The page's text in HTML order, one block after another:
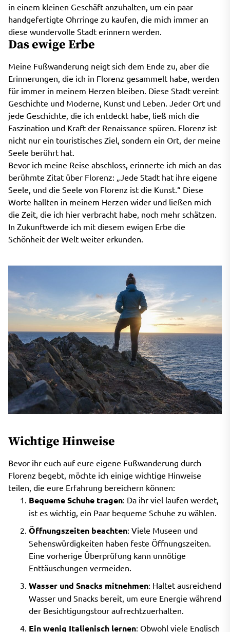
in einem kleinen Geschäft anzuhalten, um ein paar
handgefertigte Ohrringe zu kaufen, die mich immer an
diese wundervolle Stadt erinnern werden.
Das ewige Erbe
Meine Fußwanderung neigt sich dem Ende zu, aber die
Erinnerungen, die ich in Florenz gesammelt habe, werden
für immer in meinem Herzen bleiben. Diese Stadt vereint
Geschichte und Moderne, Kunst und Leben. Jeder Ort und
jede Geschichte, die ich entdeckt habe, ließ mich die
Faszination und Kraft der Renaissance spüren. Florenz ist
nicht nur ein touristisches Ziel, sondern ein Ort, der meine
Seele berührt hat.
Bevor ich meine Reise abschloss, erinnerte ich mich an das
berühmte Zitat über Florenz: „Jede Stadt hat ihre eigene
Seele, und die Seele von Florenz ist die Kunst.“ Diese
Worte hallten in meinem Herzen wider und ließen mich
die Zeit, die ich hier verbracht habe, noch mehr schätzen.
In Zukunftwerde ich mit diesem ewigen Erbe die
Schönheit der Welt weiter erkunden.
Wichtige Hinweise
Bevor ihr euch auf eure eigene Fußwanderung durch
Florenz begebt, möchte ich einige wichtige Hinweise
teilen, die eure Erfahrung bereichern können:
Bequeme Schuhe tragen: Da ihr viel laufen werdet,
ist es wichtig, ein Paar bequeme Schuhe zu wählen.
Öffnungszeiten beachten: Viele Museen und
Sehenswürdigkeiten haben feste Öffnungszeiten.
Eine vorherige Überprüfung kann unnötige
Enttäuschungen vermeiden.
Wasser und Snacks mitnehmen: Haltet ausreichend
Wasser und Snacks bereit, um eure Energie während
der Besichtigungstour aufrechtzuerhalten.
Ein wenig Italienisch lernen: Obwohl viele Englisch